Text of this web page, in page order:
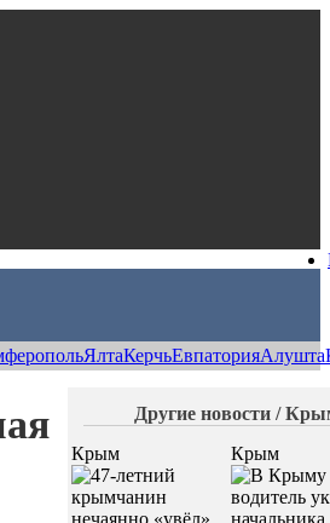
ЯлтаКерчьЕвпаторияАлушта
Другие новости /
Крым
Крым